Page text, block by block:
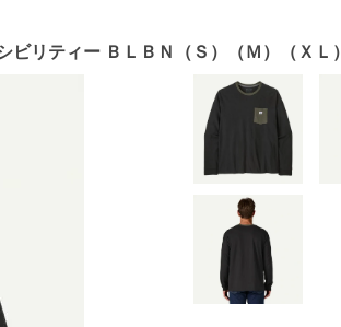
リティー ＢＬＢＮ（Ｓ）（Ｍ）（ＸＬ）